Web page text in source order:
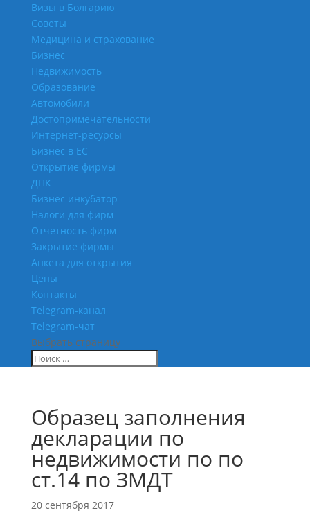
Визы в Болгарию
Советы
Медицина и страхование
Бизнес
Недвижимость
Образование
Автомобили
Достопримечательности
Интернет-ресурсы
Бизнес в ЕС
Открытие фирмы
ДПК
Бизнес инкубатор
Налоги для фирм
Отчетность фирм
Закрытие фирмы
Анкета для открытия
Цены
Контакты
Telegram-канал
Telegram-чат
Выбрать страницу
Образец заполнения
декларации по
недвижимости по по
ст.14 по ЗМДТ
20 сентября 2017